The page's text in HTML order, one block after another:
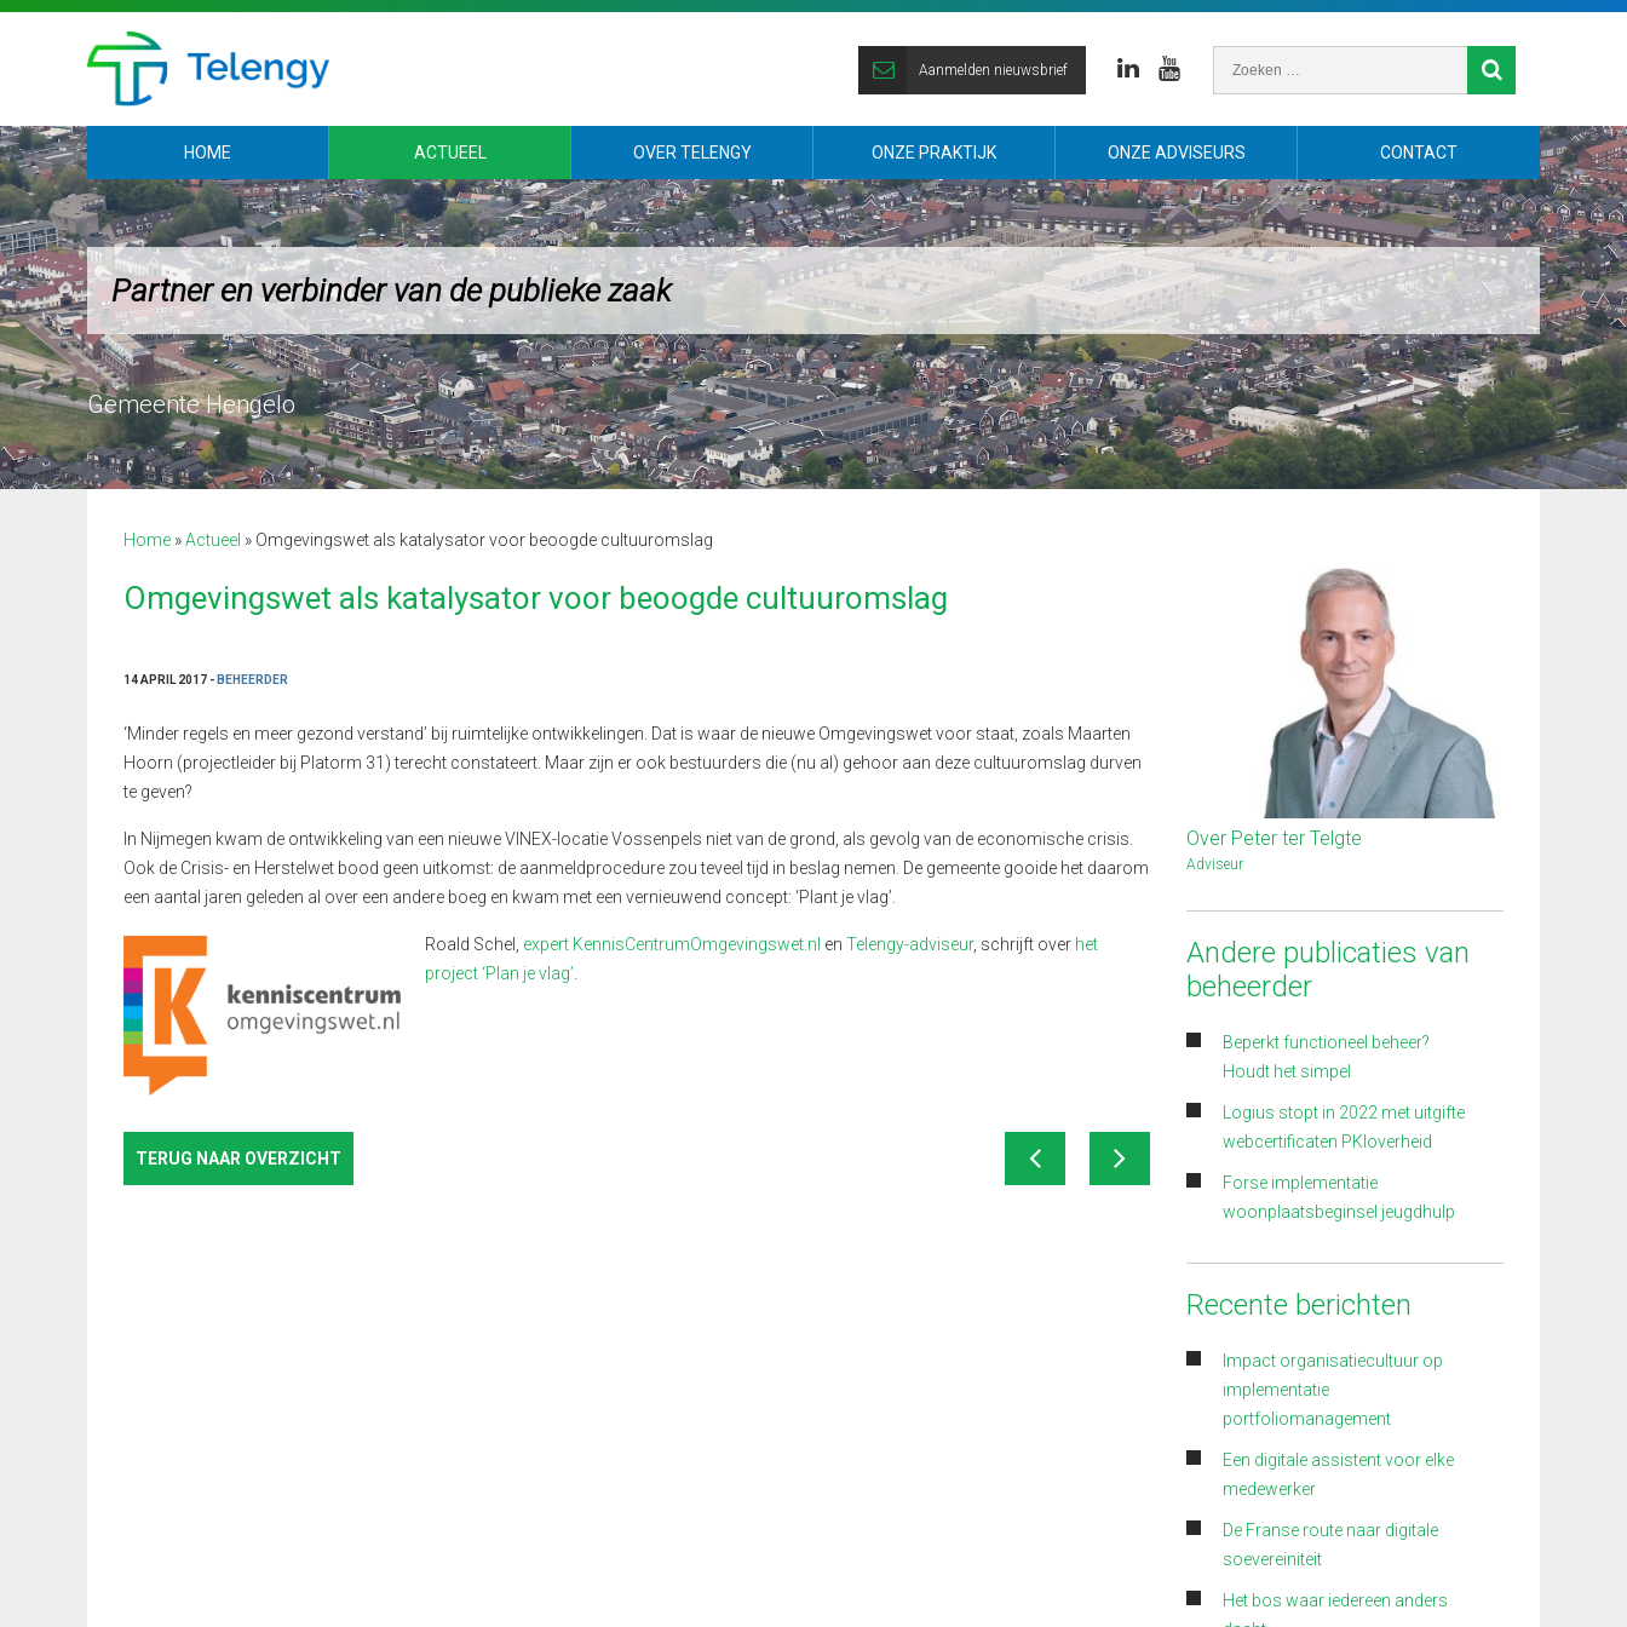
Aanmelden nieuwsbrief
HOME ACTUEEL OVER TELENGY ONZE PRAKTIJK ONZE ADVISEURS CONTACT
Partner en verbinder van de publieke zaak
Gemeente Hengelo
Home »Actueel » Omgevingswet als katalysator voor beoogde cultuuromslag
Omgevingswet als katalysator voor beoogde cultuuromslag
14 APRIL 2017 - BEHEERDER
‘Minder regels en meer gezond verstand’ bij ruimtelijke ontwikkelingen. Dat is waar de nieuwe Omgevingswet voor staat, zoals Maarten
Hoorn (projectleider bij Platorm 31) terecht constateert. Maar zijn er ook bestuurders die (nu al) gehoor aan deze cultuuromslag durven
te geven?
In Nijmegen kwam de ontwikkeling van een nieuwe VINEX-locatie Vossenpels niet van de grond, als gevolg van de economische crisis.
Ook de Crisis- en Herstelwet bood geen uitkomst: de aanmeldprocedure zou teveel tijd in beslag nemen. De gemeente gooide het daarom
een aantal jaren geleden al over een andere boeg en kwam met een vernieuwend concept: ‘Plant je vlag’.
Roald Schel, expert KennisCentrumOmgevingswet.nl en Telengy-adviseur, schrijft over het
project ‘Plan je vlag’.
TERUG NAAR OVERZICHT
Over Peter ter Telgte
Adviseur
Andere publicaties van
beheerder
Beperkt functioneel beheer?
Houdt het simpel
Logius stopt in 2022 met uitgifte
webcertificaten PKIoverheid
Forse implementatie
woonplaatsbeginsel jeugdhulp
Recente berichten
Impact organisatiecultuur op
implementatie
portfoliomanagement
Een digitale assistent voor elke
medewerker
De Franse route naar digitale
soevereiniteit
Het bos waar iedereen anders